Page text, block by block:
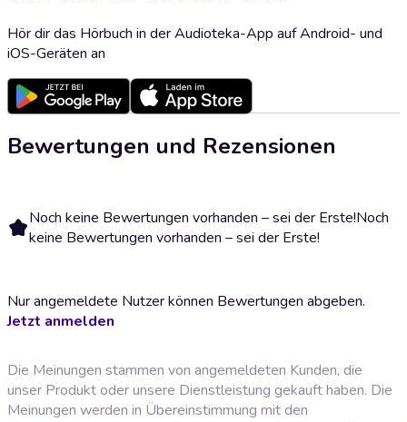
Hör dir das Hörbuch in der Audioteka-App auf Android- und
iOS-Geräten an
Bewertungen und Rezensionen
Noch keine Bewertungen vorhanden – sei der Erste!Noch
keine Bewertungen vorhanden – sei der Erste!
Nur angemeldete Nutzer können Bewertungen abgeben.
Jetzt anmelden
Die Meinungen stammen von angemeldeten Kunden, die
unser Produkt oder unsere Dienstleistung gekauft haben. Die
Meinungen werden in Übereinstimmung mit den